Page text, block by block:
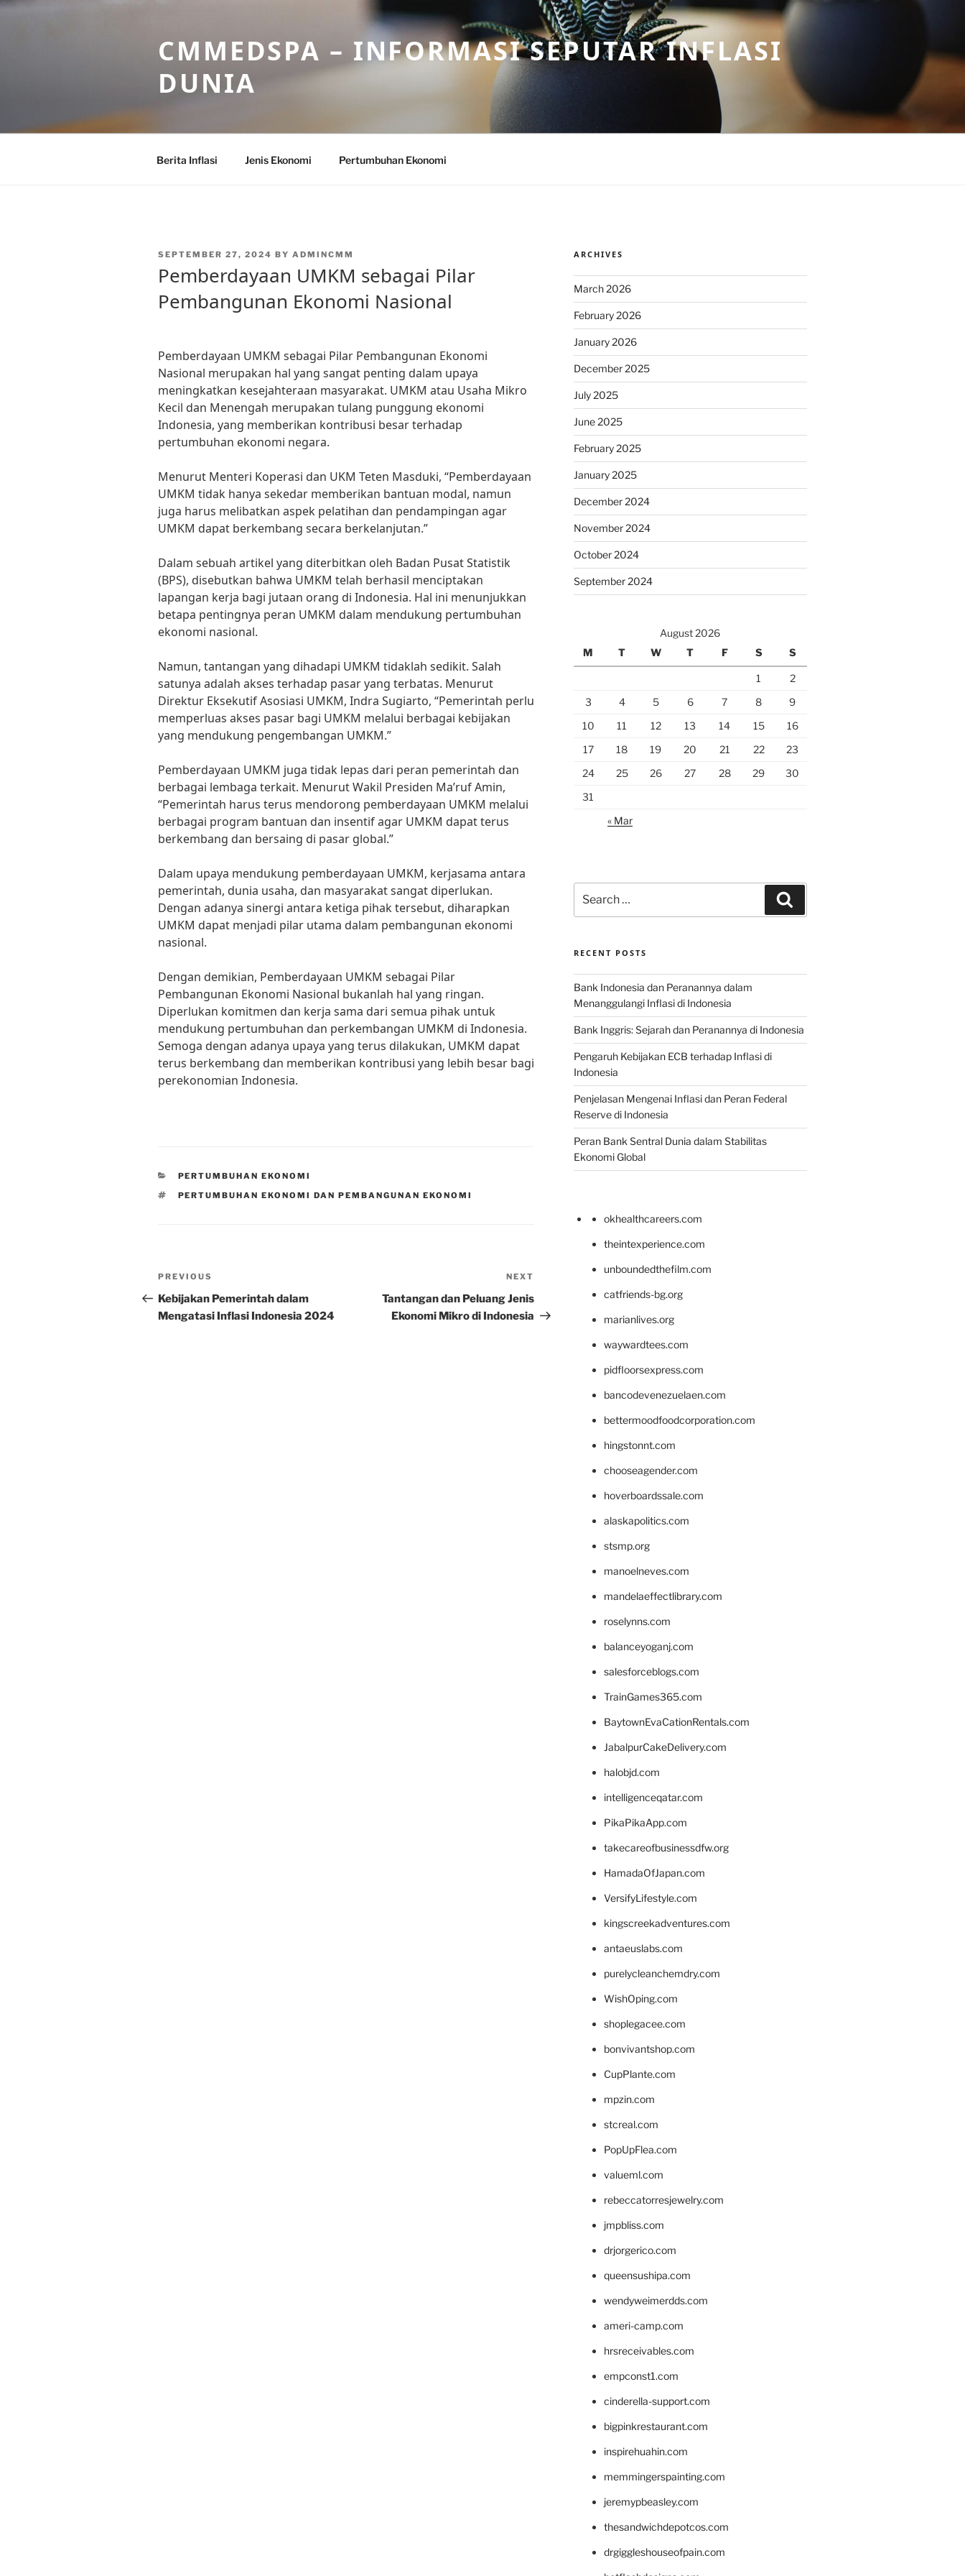
Skip
CMMEDSPA – INFORMASI SEPUTAR INFLASI
DUNIA
Berita Inflasi Jenis Ekonomi Pertumbuhan Ekonomi
POSTED
SEPTEMBER 27, 2024 BY ADMINCMM
Pemberdayaan UMKM sebagai Pilar
Pembangunan Ekonomi Nasional
Pemberdayaan UMKM sebagai Pilar Pembangunan Ekonomi
Nasional merupakan hal yang sangat penting dalam upaya
meningkatkan kesejahteraan masyarakat. UMKM atau Usaha Mikro
Kecil dan Menengah merupakan tulang punggung ekonomi
Indonesia, yang memberikan kontribusi besar terhadap
pertumbuhan ekonomi negara.
Menurut Menteri Koperasi dan UKM Teten Masduki, “Pemberdayaan
UMKM tidak hanya sekedar memberikan bantuan modal, namun
juga harus melibatkan aspek pelatihan dan pendampingan agar
UMKM dapat berkembang secara berkelanjutan.”
Dalam sebuah artikel yang diterbitkan oleh Badan Pusat Statistik
(BPS), disebutkan bahwa UMKM telah berhasil menciptakan
lapangan kerja bagi jutaan orang di Indonesia. Hal ini menunjukkan
betapa pentingnya peran UMKM dalam mendukung pertumbuhan
ekonomi nasional.
Namun, tantangan yang dihadapi UMKM tidaklah sedikit. Salah
satunya adalah akses terhadap pasar yang terbatas. Menurut
Direktur Eksekutif Asosiasi UMKM, Indra Sugiarto, “Pemerintah perlu
memperluas akses pasar bagi UMKM melalui berbagai kebijakan
yang mendukung pengembangan UMKM.”
Pemberdayaan UMKM juga tidak lepas dari peran pemerintah dan
berbagai lembaga terkait. Menurut Wakil Presiden Ma’ruf Amin,
“Pemerintah harus terus mendorong pemberdayaan UMKM melalui
berbagai program bantuan dan insentif agar UMKM dapat terus
berkembang dan bersaing di pasar global.”
Dalam upaya mendukung pemberdayaan UMKM, kerjasama antara
pemerintah, dunia usaha, dan masyarakat sangat diperlukan.
Dengan adanya sinergi antara ketiga pihak tersebut, diharapkan
UMKM dapat menjadi pilar utama dalam pembangunan ekonomi
nasional.
Dengan demikian, Pemberdayaan UMKM sebagai Pilar
Pembangunan Ekonomi Nasional bukanlah hal yang ringan.
Diperlukan komitmen dan kerja sama dari semua pihak untuk
mendukung pertumbuhan dan perkembangan UMKM di Indonesia.
Semoga dengan adanya upaya yang terus dilakukan, UMKM dapat
terus berkembang dan memberikan kontribusi yang lebih besar bagi
perekonomian Indonesia.
CATEGORIES
PERTUMBUHAN EKONOMI
TAGS
PERTUMBUHAN EKONOMI DAN PEMBANGUNAN EKONOMI
Post
navigation
Previous
Post
PREVIOUS
Kebijakan Pemerintah dalam
Mengatasi Inflasi Indonesia 2024
Post
NEXT
Tantangan dan Peluang Jenis
Ekonomi Mikro di Indonesia
ARCHIVES
March 2026
February 2026
January 2026
December 2025
July 2025
June 2025
February 2025
January 2025
December 2024
November 2024
October 2024
September 2024
August 2026
M
T W T F S S
1
2
3
4 5 6 7 8
9
10
11 12 13 14 15
16
17
18 19 20 21 22
23
24
25 26 27 28 29
30
31
« Mar
for:
RECENT POSTS
Bank Indonesia dan Peranannya dalam
Menanggulangi Inflasi di Indonesia
Bank Inggris: Sejarah dan Peranannya di Indonesia
Pengaruh Kebijakan ECB terhadap Inflasi di
Indonesia
Penjelasan Mengenai Inflasi dan Peran Federal
Reserve di Indonesia
Peran Bank Sentral Dunia dalam Stabilitas
Ekonomi Global
okhealthcareers.com
theintexperience.com
unboundedthefilm.com
catfriends-bg.org
marianlives.org
waywardtees.com
pidfloorsexpress.com
bancodevenezuelaen.com
bettermoodfoodcorporation.com
hingstonnt.com
chooseagender.com
hoverboardssale.com
alaskapolitics.com
stsmp.org
manoelneves.com
mandelaeffectlibrary.com
roselynns.com
balanceyoganj.com
salesforceblogs.com
TrainGames365.com
BaytownEvaCationRentals.com
JabalpurCakeDelivery.com
halobjd.com
intelligenceqatar.com
PikaPikaApp.com
takecareofbusinessdfw.org
HamadaOfJapan.com
VersifyLifestyle.com
kingscreekadventures.com
antaeuslabs.com
purelycleanchemdry.com
WishOping.com
shoplegacee.com
bonvivantshop.com
CupPlante.com
mpzin.com
stcreal.com
PopUpFlea.com
valueml.com
rebeccatorresjewelry.com
jmpbliss.com
drjorgerico.com
queensushipa.com
wendyweimerdds.com
ameri-camp.com
hrsreceivables.com
empconst1.com
cinderella-support.com
bigpinkrestaurant.com
inspirehuahin.com
memmingerspainting.com
jeremypbeasley.com
thesandwichdepotcos.com
drgiggleshouseofpain.com